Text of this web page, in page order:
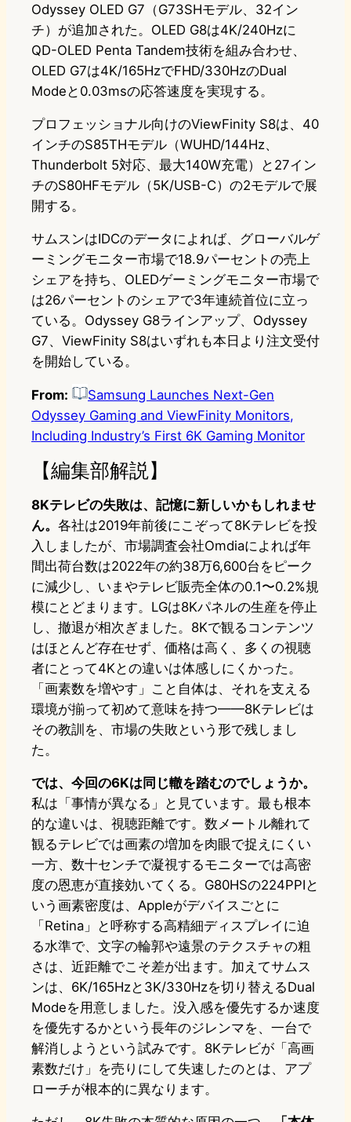
Odyssey OLED G7（G73SHモデル、32イン
チ）が追加された。OLED G8は4K/240Hzに
QD-OLED Penta Tandem技術を組み合わせ、
OLED G7は4K/165HzでFHD/330HzのDual
Modeと0.03msの応答速度を実現する。
プロフェッショナル向けのViewFinity S8は、40
インチのS85THモデル（WUHD/144Hz、
Thunderbolt 5対応、最大140W充電）と27イン
チのS80HFモデル（5K/USB-C）の2モデルで展
開する。
サムスンはIDCのデータによれば、グローバルゲ
ーミングモニター市場で18.9パーセントの売上
シェアを持ち、OLEDゲーミングモニター市場で
は26パーセントのシェアで3年連続首位に立っ
ている。Odyssey G8ラインアップ、Odyssey
G7、ViewFinity S8はいずれも本日より注文受付
を開始している。
From:
Samsung Launches Next-Gen
Odyssey Gaming and ViewFinity Monitors,
Including Industry’s First 6K Gaming Monitor
【編集部解説】
8Kテレビの失敗は、記憶に新しいかもしれませ
ん。 各社は2019年前後にこぞって8Kテレビを投
入しましたが、市場調査会社Omdiaによれば年
間出荷台数は2022年の約38万6,600台をピーク
に減少し、いまやテレビ販売全体の0.1〜0.2%規
模にとどまります。LGは8Kパネルの生産を停止
し、撤退が相次ぎました。8Kで観るコンテンツ
はほとんど存在せず、価格は高く、多くの視聴
者にとって4Kとの違いは体感しにくかった。
「画素数を増やす」こと自体は、それを支える
環境が揃って初めて意味を持つ——8Kテレビは
その教訓を、市場の失敗という形で残しまし
た。
では、今回の6Kは同じ轍を踏むのでしょうか。
私は「事情が異なる」と見ています。最も根本
的な違いは、視聴距離です。数メートル離れて
観るテレビでは画素の増加を肉眼で捉えにくい
一方、数十センチで凝視するモニターでは高密
度の恩恵が直接効いてくる。G80HSの224PPIと
いう画素密度は、Appleがデバイスごとに
「Retina」と呼称する高精細ディスプレイに迫
る水準で、文字の輪郭や遠景のテクスチャの粗
さは、近距離でこそ差が出ます。加えてサムス
ンは、6K/165Hzと3K/330Hzを切り替えるDual
Modeを用意しました。没入感を優先するか速度
を優先するかという長年のジレンマを、一台で
解消しようという試みです。8Kテレビが「高画
素数だけ」を売りにして失速したのとは、アプ
ローチが根本的に異なります。